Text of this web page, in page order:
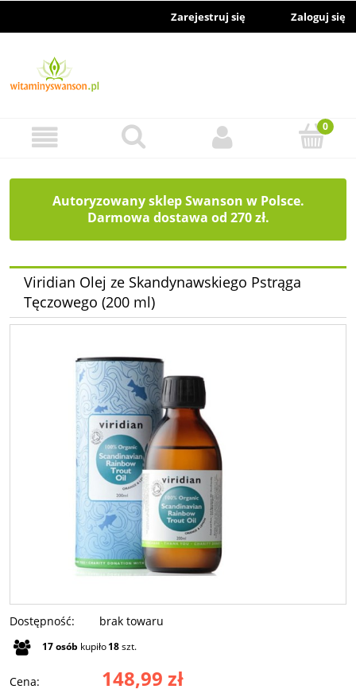
Zarejestruj się Zaloguj się
Autoryzowany sklep Swanson w Polsce.
Darmowa dostawa od 270 zł.
Viridian Olej ze Skandynawskiego Pstrąga
Tęczowego (200 ml)
Dostępność: brak towaru
17osób kupiło18szt.
Cena: 148,99 zł